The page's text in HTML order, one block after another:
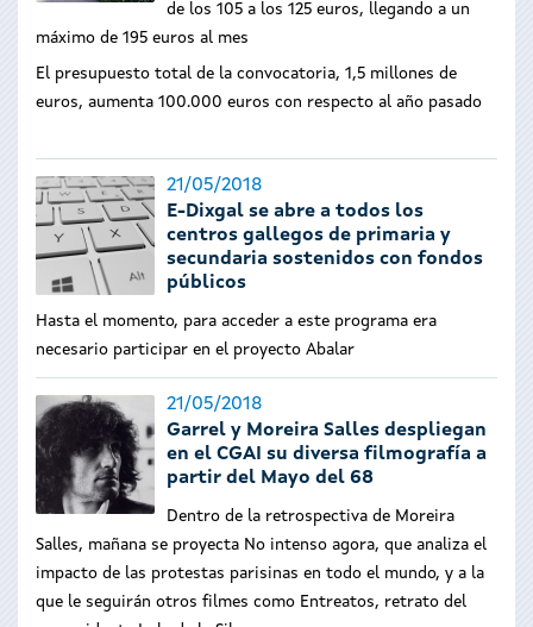
de los 105 a los 125 euros, llegando a un
máximo de 195 euros al mes
El presupuesto total de la convocatoria, 1,5 millones de
euros, aumenta 100.000 euros con respecto al año pasado
21/05/2018
E-Dixgal se abre a todos los
centros gallegos de primaria y
secundaria sostenidos con fondos
públicos
Hasta el momento, para acceder a este programa era
necesario participar en el proyecto Abalar
21/05/2018
Garrel y Moreira Salles despliegan
en el CGAI su diversa filmografía a
partir del Mayo del 68
Dentro de la retrospectiva de Moreira
Salles, mañana se proyecta No intenso agora, que analiza el
impacto de las protestas parisinas en todo el mundo, y a la
que le seguirán otros filmes como Entreatos, retrato del